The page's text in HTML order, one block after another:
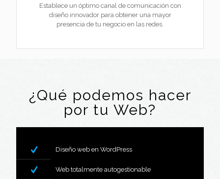
Establece un óptimo canal de comunicación con
diseño innovador para obtener una mayor
presencia de tu negocio en las redes.
¿Qué podemos hacer
por tu Web?
Diseño web en WordPress
Web totalmente autogestionable